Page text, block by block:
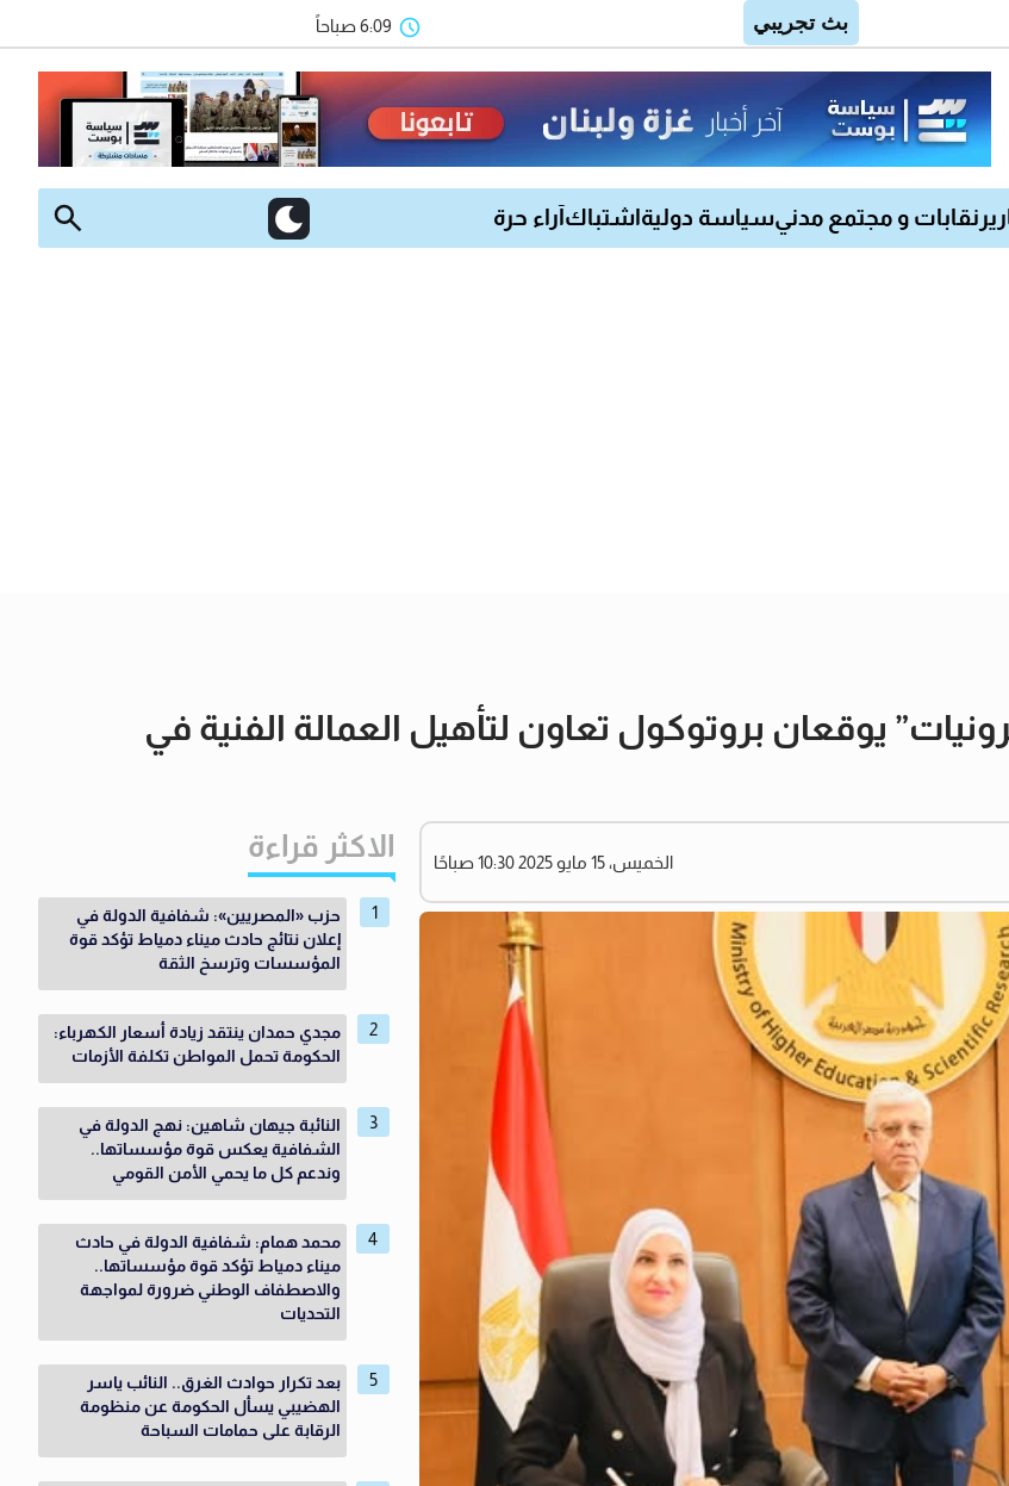
6:09 صباحاً
نقابات و مجتمع مدنيسياسة دولية اشتباك آراء حرة
يوقعان بروتوكول تعاون لتأهيل العمالة الفنية في
الخميس، 15 مايو 2025 10:30 صباحًا الاكثر قراءة
حزب «المصريين»: شفافية الدولة في
إعلان نتائج حادث ميناء دمياط تؤكد قوة
المؤسسات وترسخ الثقة
مجدي حمدان ينتقد زيادة أسعار الكهرباء:
الحكومة تحمل المواطن تكلفة الأزمات
النائبة جيهان شاهين: نهج الدولة في
الشفافية يعكس قوة مؤسساتها..
وندعم كل ما يحمي الأمن القومي
محمد همام: شفافية الدولة في حادث
ميناء دمياط تؤكد قوة مؤسساتها..
والاصطفاف الوطني ضرورة لمواجهة
التحديات
بعد تكرار حوادث الغرق.. النائب ياسر
الهضيبي يسأل الحكومة عن منظومة
الرقابة على حمامات السباحة